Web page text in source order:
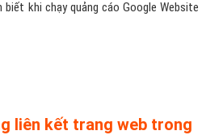
biết khi chạy quảng cáo Google Website
liên kết trang web trong